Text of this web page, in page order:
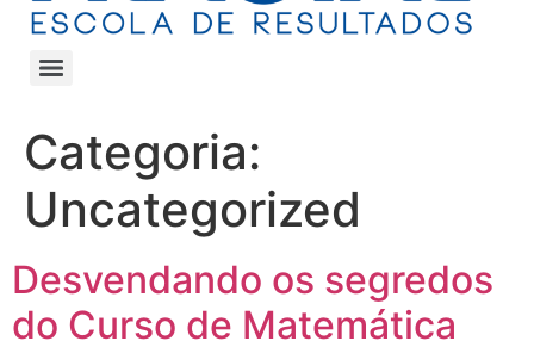
Categoria:
Uncategorized
Desvendando os segredos
do Curso de Matemática